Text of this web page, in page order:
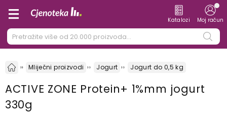
Katalozi Moj račun
Mliječni proizvodi Jogurt Jogurt do 0,5 kg
ACTIVE ZONE Protein+ 1%mm jogurt
330g